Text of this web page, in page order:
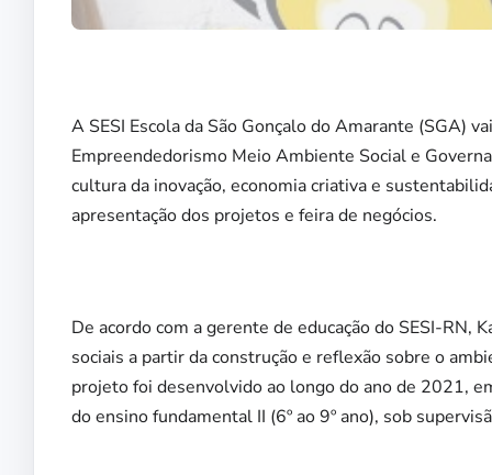
A SESI Escola da São Gonçalo do Amarante (SGA)
Empreendedorismo Meio Ambiente Social e
cultura da inovação, economia criativa e
apresentação dos projetos e feira de negócios.
De acordo com a gerente de educação do SESI-RN,
sociais a partir da construção e reflexão sobre o
projeto foi desenvolvido ao longo do ano de 2021,
do ensino fundamental II (6º ao 9º ano), sob